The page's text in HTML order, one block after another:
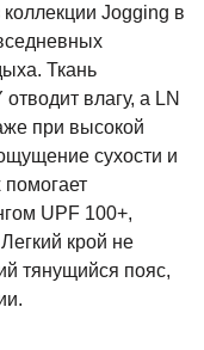
Jogging в
Ткань
влагу, а LN
при высокой
сухости и
UPF 100+,
крой не
тянущийся пояс,